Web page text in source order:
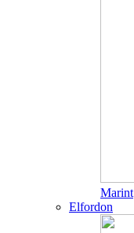
Marint
Elfordon